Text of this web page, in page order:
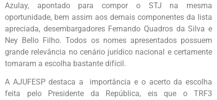
Azulay, apontado para compor o STJ na mesma
oportunidade, bem assim aos demais componentes da lista
apreciada, desembargadores Fernando Quadros da Silva e
Ney Bello Filho. Todos os nomes apresentados possuem
grande relevância no cenário jurídico nacional e certamente
tornaram a escolha bastante difícil.
A AJUFESP destaca a importância e o acerto da escolha
feita pelo Presidente da República, eis que o TRF3